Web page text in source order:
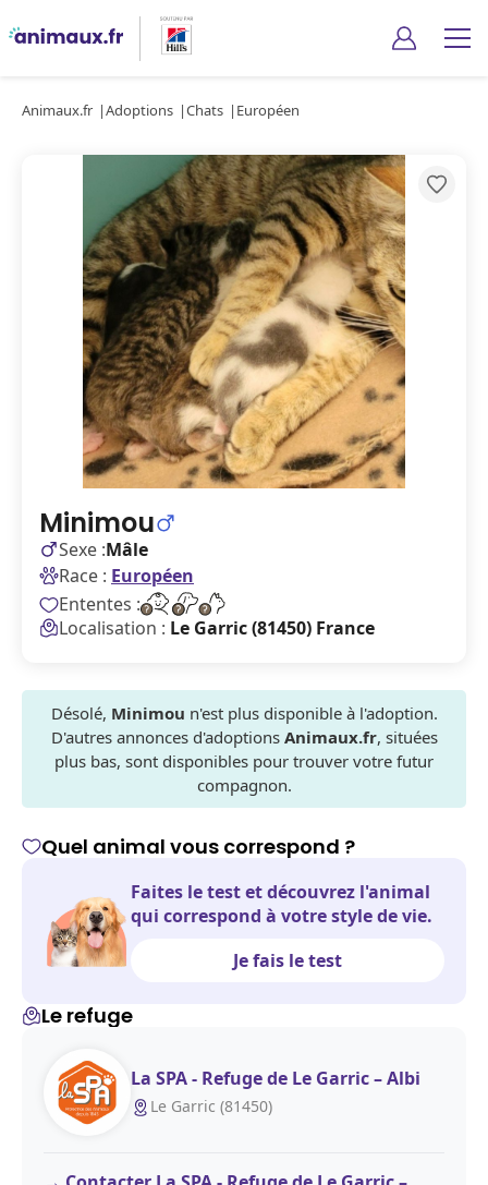
Animaux.fr Adoptions Chats Européen
Minimou
Sexe :Mâle
Race : Européen
Ententes :
Localisation : Le Garric (81450) France
Désolé, Minimou n'est plus disponible à l'adoption.
D'autres annonces d'adoptions Animaux.fr, situées
plus bas, sont disponibles pour trouver votre futur
compagnon.
Quel animal vous correspond ?
Faites le test et découvrez l'animal
qui correspond à votre style de vie.
Je fais le test
Le refuge
La SPA - Refuge de Le Garric – Albi
Le Garric (81450)